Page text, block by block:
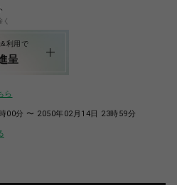
利用で
呈
ら
00分 〜 2050年02月14日 23時59分